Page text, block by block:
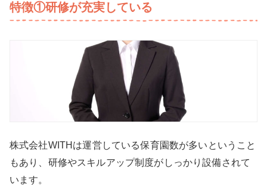
特徴①研修が充実している
株式会社WITHは運営している保育園数が多いということ
もあり、研修やスキルアップ制度がしっかり設備されて
います。